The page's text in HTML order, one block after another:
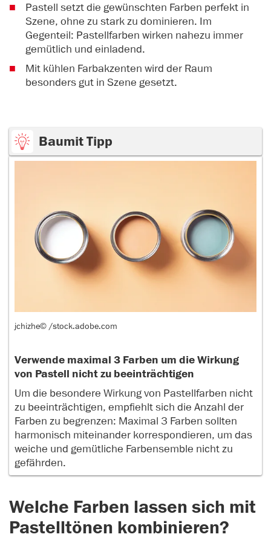
Pastell setzt die gewünschten Farben perfekt in
Szene, ohne zu stark zu dominieren. Im
Gegenteil: Pastellfarben wirken nahezu immer
gemütlich und einladend.
Mit kühlen Farbakzenten wird der Raum
besonders gut in Szene gesetzt.
Baumit Tipp
jchizhe© /stock.adobe.com
Verwende maximal 3 Farben um die Wirkung
von Pastell nicht zu beeinträchtigen
Um die besondere Wirkung von Pastellfarben nicht
zu beeinträchtigen, empfiehlt sich die Anzahl der
Farben zu begrenzen: Maximal 3 Farben sollten
harmonisch miteinander korrespondieren, um das
weiche und gemütliche Farbensemble nicht zu
gefährden.
Welche Farben lassen sich mit
Pastelltönen kombinieren?